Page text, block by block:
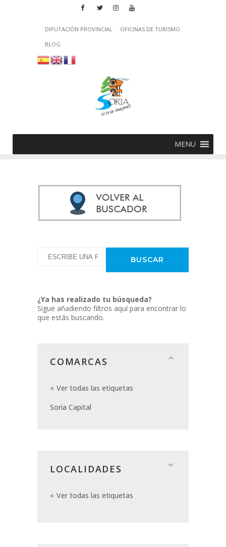
DIPUTACIÓN PROVINCIAL
OFICINAS DE TURISMO
BLOG
MENU
¿Ya has realizado tu búsqueda?
Sigue añadiendo filtros aquí para encontrar lo
que estás buscando.
COMARCAS
Ver todas las etiquetas
Soria Capital
LOCALIDADES
Ver todas las etiquetas